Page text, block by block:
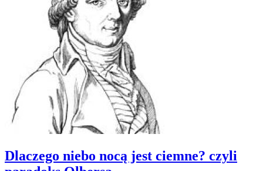
Dlaczego niebo nocą jest ciemne? czyli